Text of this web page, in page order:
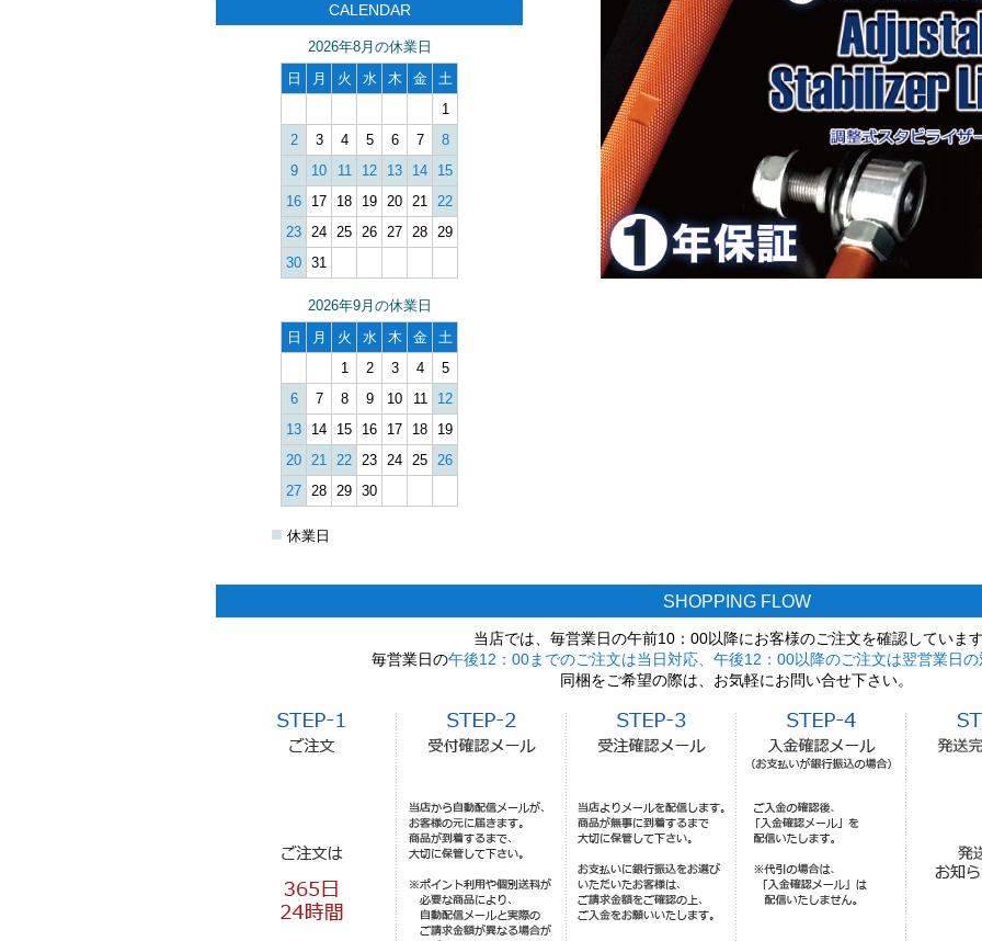
CALENDAR
2026年8月の休業日
日
月 火 水 木 金
土
1
2
3 4 5 6 7
8
9
10 11 12 13 14
15
16
17 18 19 20 21 22
23 24 25 26 27 28 29
30 31
2026年9月の休業日
日
月 火 水 木 金
土
1
2 3 4
5
6
7 8 9 10 11
12
13
14 15 16 17 18
19
20 21 22 23 24 25 26
27 28 29 30
■ 休業日
SHOPPING FLOW
当店では、毎営業日の午前10：00以降にお客様のご注文を確認していま
毎営業日の午後12：00までのご注文は当日対応、午後12：00以降のご注文は翌営業日の
同梱をご希望の際は、お気軽にお問い合せ下さい。